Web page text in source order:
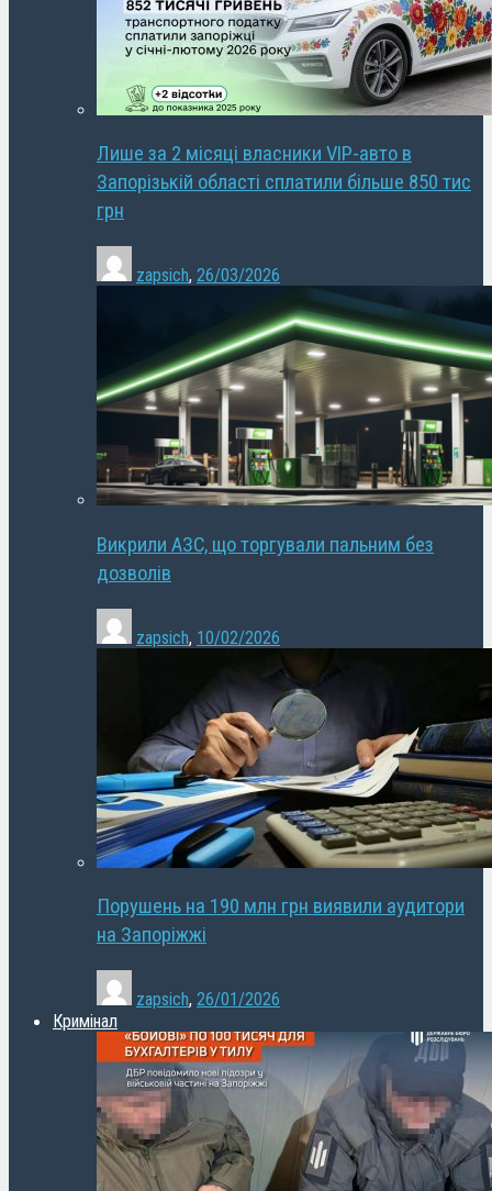
Лише за 2 місяці власники VIP-авто в
Запорізькій області сплатили більше 850 тис
грн
zapsich, 26/03/2026
Викрили АЗС, що торгували пальним без
дозволів
zapsich, 10/02/2026
Порушень на 190 млн грн виявили аудитори
на Запоріжжі
zapsich, 26/01/2026
Кримінал